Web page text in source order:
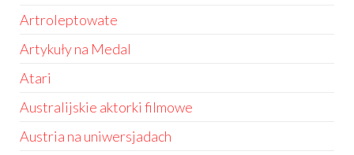
Artroleptowate
Artykuły na Medal
Atari
Australijskie aktorki filmowe
Austria na uniwersjadach